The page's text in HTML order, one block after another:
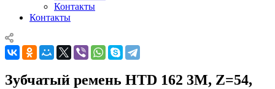
Контакты
Контакты
Зубчатый ремень HTD 162 3M, Z=54,